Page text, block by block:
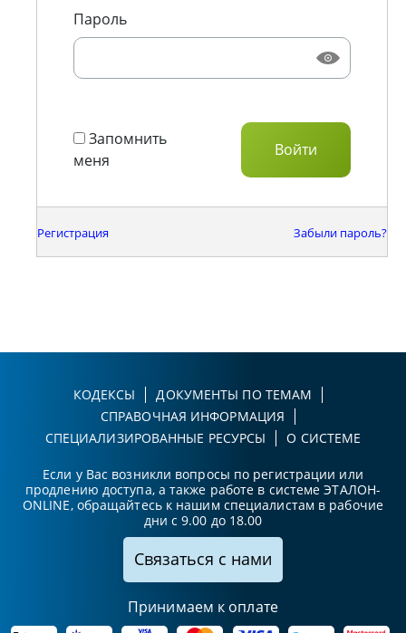
Пароль
Запомнить
меня
Регистрация Забыли пароль?
КОДЕКСЫ
ДОКУМЕНТЫ ПО ТЕМАМ
СПРАВОЧНАЯ ИНФОРМАЦИЯ
СПЕЦИАЛИЗИРОВАННЫЕ РЕСУРСЫ
О СИСТЕМЕ
Если у Вас возникли вопросы по регистрации или
продлению доступа, а также работе в системе ЭТАЛОН-
ONLINE, обращайтесь к нашим специалистам в рабочие
дни с 9.00 до 18.00
Связаться с нами
Принимаем к оплате